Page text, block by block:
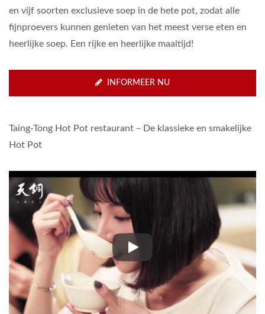
en vijf soorten exclusieve soep in de hete pot, zodat alle
fijnproevers kunnen genieten van het meest verse eten en
heerlijke soep. Een rijke en heerlijke maaltijd!
INFORMEER NU
Taing-Tong Hot Pot restaurant－De klassieke en smakelijke
Hot Pot
Taing-Tong Hot Pot restaurant